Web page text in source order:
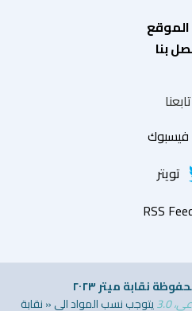
بنا
تابعنا
فيسبوك
تويتر
RSS
نقابة ميتر ٢٠٢٣
3.0 يتوجب نسب المواد الى « نقابة